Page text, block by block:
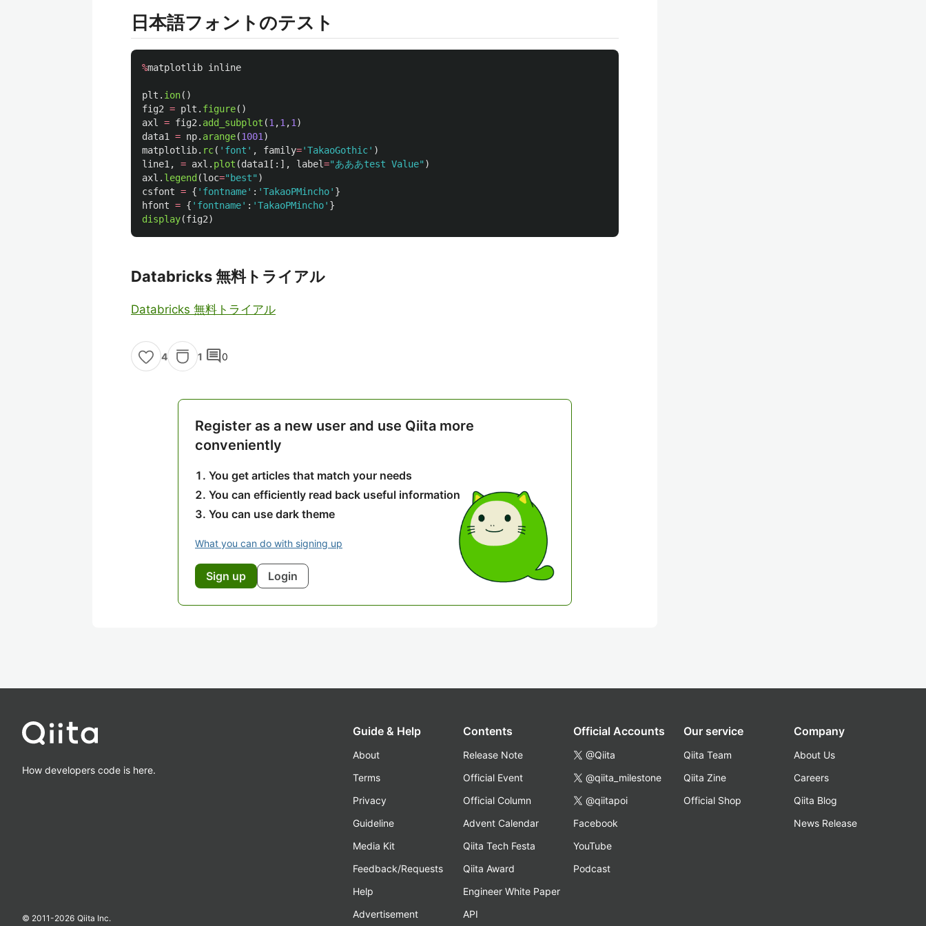
日本語フォントのテスト
%matplotlib inline
plt . ion()
fig2 = plt . figure()
axl
= fig2 . add_subplot (1 ,1 ,1 )
data1
= np. arange(1001 )
matplotlib. rc( ' font ' , family='TakaoGothic' )
line1 , = axl . plot (data1 [:], label="あああtest Value" )
axl . legend (loc=" best" )
csfont = { ' fontname' : 'TakaoPMincho' }
hfont = { ' fontname' : 'TakaoPMincho' }
display(fig2)
Databricks 無料トライアル
Databricks 無料トライアル
4 1 comment0
Register as a new user and use Qiita more
conveniently
You get articles that match your needs
You can efficiently read back useful information
You can use dark theme
What you can do with signing up
Sign up Login
How developers code is here.
© 2011-2026 Qiita Inc.
Guide & Help
About
Terms
Privacy
Guideline
Media Kit
Feedback/Requests
Help
Advertisement
Contents
Release Note
Official Event
Official Column
Advent Calendar
Qiita Tech Festa
Qiita Award
Engineer White Paper
API
Official Accounts
@Qiita
@qiita_milestone
@qiitapoi
Facebook
YouTube
Podcast
Our service
Qiita Team
Qiita Zine
Official Shop
Company
About Us
Careers
Qiita Blog
News Release